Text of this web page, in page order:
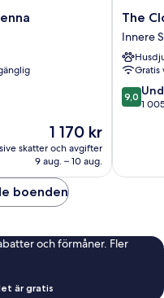
Priset
är
1 170 kr
1 170 kr
skatter och avgifter
9 aug. – 10 aug.
The
Cloud
One
Wien-
Innere
Stadt
The
Innere
9.0
av
9,0
1
boenden
och förmåner. Fler
är gratis